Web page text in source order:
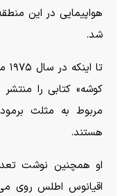
هواپیمایی در این
شد.
کوشه» کتابی را
مربوط به مثلث
هستند.
او همچنین نوشت
اقیانوس اطلس روی